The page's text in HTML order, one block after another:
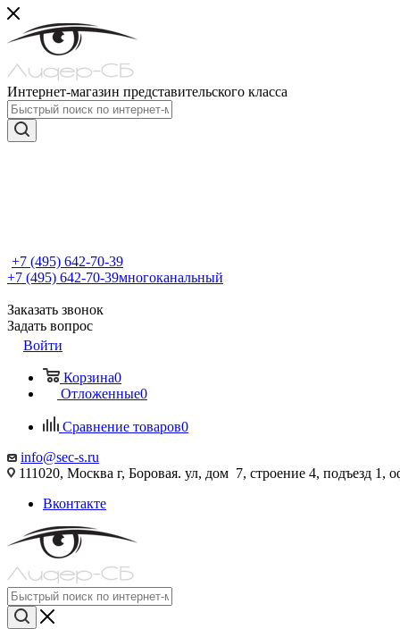
Интернет-магазин представительского класса
+7 (495) 642-70-39
+7 (495) 642-70-39многоканальный
Заказать звонок
Задать вопрос
Войти
Корзина0
Отложенные0
Сравнение товаров0
info@sec-s.ru
111020, Москва г, Боровая. ул, дом 7, строение 4, подъезд 1,
Вконтакте